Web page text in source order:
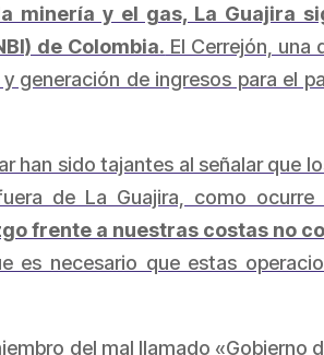
minería y el gas, La Guajira
de Colombia. El Cerrejón, una
de ingresos para el
han sido tajantes al señalar que
de La Guajira, como
frente a nuestras costas no
es necesario que estas
del mal llamado «Gobierno